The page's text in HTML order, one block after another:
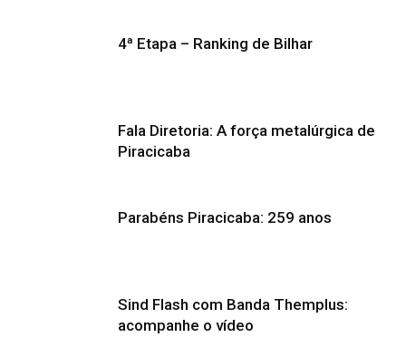
4ª Etapa – Ranking de Bilhar
Fala Diretoria: A força metalúrgica de
Piracicaba
Parabéns Piracicaba: 259 anos
Sind Flash com Banda Themplus:
acompanhe o vídeo